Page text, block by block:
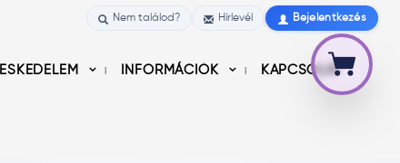
Nem találod? Hírlevél Bejelentkezés
INFORMÁCIÓK KAPCSOLAT